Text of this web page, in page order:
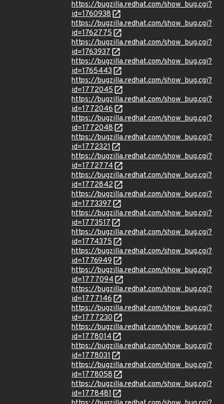
https://bugzilla.redhat.com/show_bug.cgi?
id=1760938
https://bugzilla.redhat.com/show_bug.cgi?
id=1762775
https://bugzilla.redhat.com/show_bug.cgi?
id=1763937
https://bugzilla.redhat.com/show_bug.cgi?
id=1765443
https://bugzilla.redhat.com/show_bug.cgi?
id=1772045
https://bugzilla.redhat.com/show_bug.cgi?
id=1772046
https://bugzilla.redhat.com/show_bug.cgi?
id=1772048
https://bugzilla.redhat.com/show_bug.cgi?
id=1772321
https://bugzilla.redhat.com/show_bug.cgi?
id=1772774
https://bugzilla.redhat.com/show_bug.cgi?
id=1772842
https://bugzilla.redhat.com/show_bug.cgi?
id=1773397
https://bugzilla.redhat.com/show_bug.cgi?
id=1773517
https://bugzilla.redhat.com/show_bug.cgi?
id=1774375
https://bugzilla.redhat.com/show_bug.cgi?
id=1776949
https://bugzilla.redhat.com/show_bug.cgi?
id=1777094
https://bugzilla.redhat.com/show_bug.cgi?
id=1777146
https://bugzilla.redhat.com/show_bug.cgi?
id=1777230
https://bugzilla.redhat.com/show_bug.cgi?
id=1778014
https://bugzilla.redhat.com/show_bug.cgi?
id=1778031
https://bugzilla.redhat.com/show_bug.cgi?
id=1778058
https://bugzilla.redhat.com/show_bug.cgi?
id=1778481